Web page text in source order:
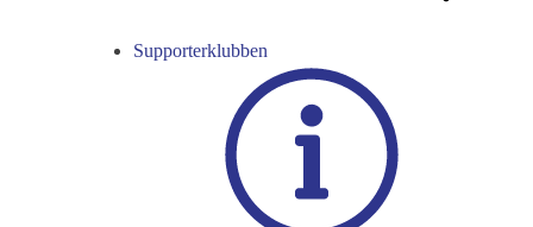
Supporterklubben